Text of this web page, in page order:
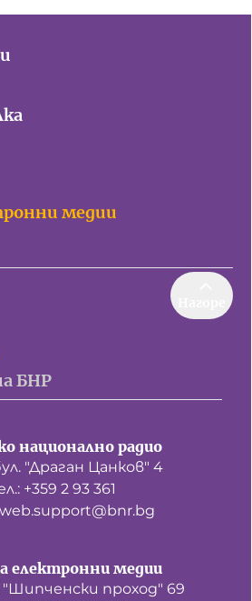
медии
БНР
национално радио
"Драган Цанков" 4
+359 2 93 361
електронни медии
"Шипченски проход" 69